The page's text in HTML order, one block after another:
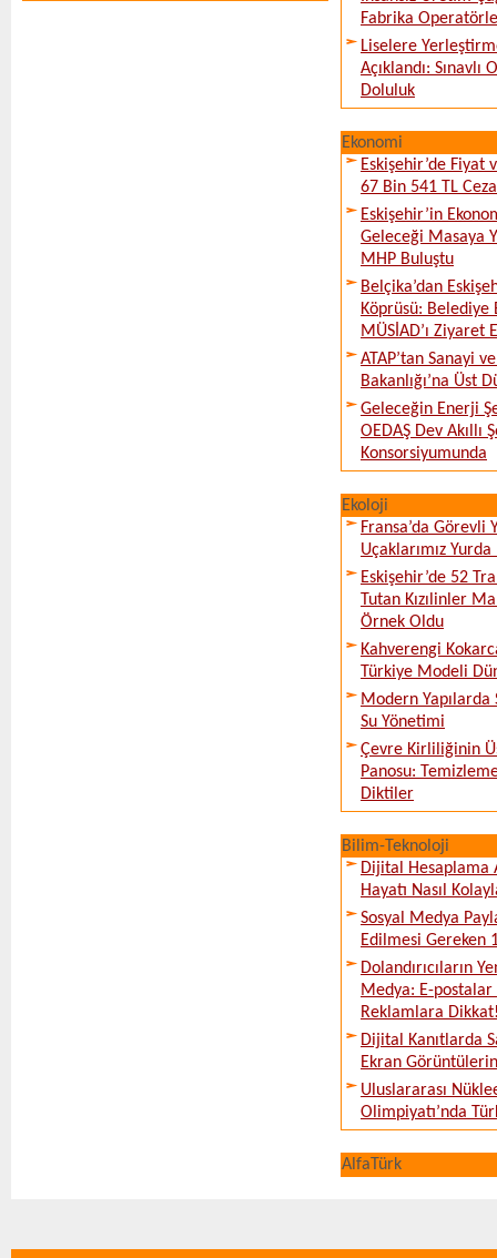
Fabrika
Liselere
Açıklandı:
Doluluk
Ekonomi
Eskişehir’de Fiyat
67 Bin 541 TL
Eskişehir’in
Geleceği Masaya
MHP Buluştu
Belçika’dan
Köprüsü: Belediye
MÜSİAD’ı Ziyaret
ATAP’tan Sanayi
Bakanlığı’na Üst
Geleceğin Enerji
OEDAŞ Dev Akıllı
Konsorsiyumunda
Ekoloji
Fransa’da Görevli
Uçaklarımız
Eskişehir’de 52
Tutan Kızılinler
Örnek Oldu
Kahverengi
Türkiye Modeli
Modern Yapılarda
Su Yönetimi
Çevre Kirliliğinin
Panosu:
Diktiler
Bilim-Teknoloji
Dijital Hesaplama
Hayatı Nasıl
Sosyal Medya
Edilmesi Gereken
Dolandırıcıların
Medya: E-postalar
Reklamlara
Dijital Kanıtlarda
Ekran
Uluslararası
Olimpiyatı’nda
AlfaTürk